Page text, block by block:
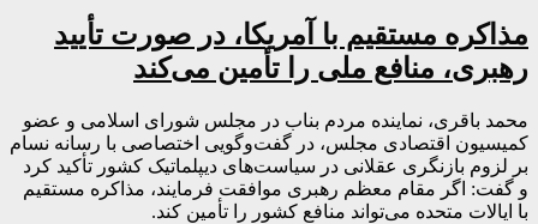
مذاکره مستقیم با آمریکا، در صورت تأیید
رهبری، منافع ملی را تأمین می‌کند
محمد باقری، نماینده مردم بناب در مجلس شورای اسلامی و عضو
کمیسیون اقتصادی مجلس، در گفت‌وگویی اختصاصی با رسانه نسام
بر لزوم بازنگری عقلانی در سیاست‌های دیپلماتیک کشور تأکید کرد
و گفت: اگر مقام معظم رهبری موافقت فرمایند، مذاکره مستقیم
با ایالات متحده می‌تواند منافع کشور را تأمین کند.